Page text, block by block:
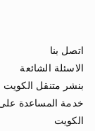
اتصل بنا
الاسئلة الشائعة
بنشر متنقل الكويت 50805535 بنشر تبديل تواير وبطاريات سيارات
الكويت